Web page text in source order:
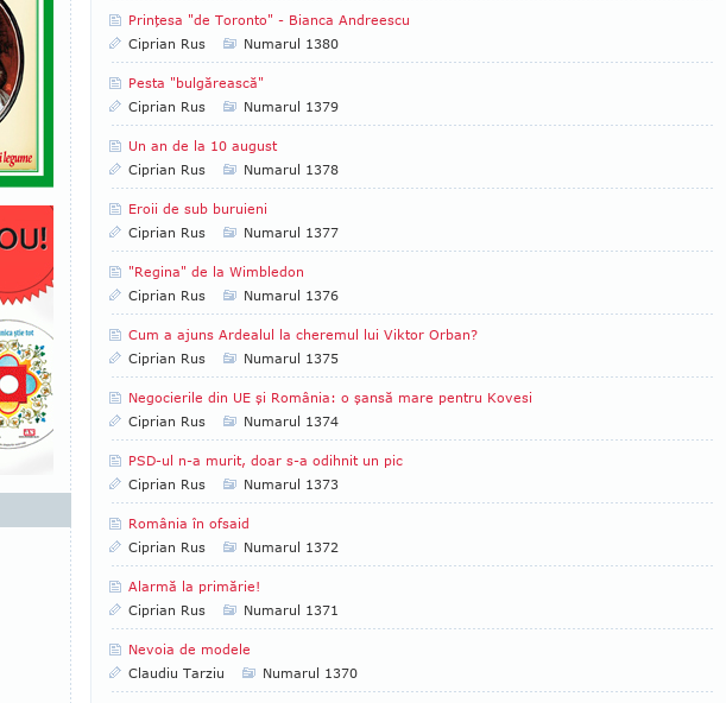
Prinţesa "de Toronto" - Bianca Andreescu
Ciprian Rus
Numarul 1380
Pesta "bulgărească"
Ciprian Rus
Numarul 1379
Un an de la 10 august
Ciprian Rus
Numarul 1378
Eroii de sub buruieni
Ciprian Rus
Numarul 1377
"Regina" de la Wimbledon
Ciprian Rus
Numarul 1376
Cum a ajuns Ardealul la cheremul lui Viktor Orban?
Ciprian Rus
Numarul 1375
Negocierile din UE şi România: o şansă mare pentru Kovesi
Ciprian Rus
Numarul 1374
PSD-ul n-a murit, doar s-a odihnit un pic
Ciprian Rus
Numarul 1373
România în ofsaid
Ciprian Rus
Numarul 1372
Alarmă la primărie!
Ciprian Rus
Numarul 1371
Nevoia de modele
Claudiu Tarziu
Numarul 1370